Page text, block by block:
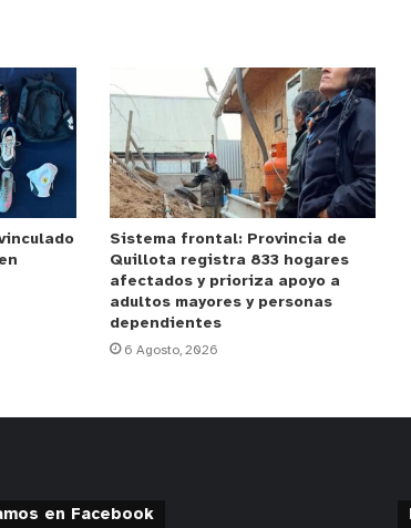
Sistema frontal: Provincia de
Quillota registra 833 hogares
afectados y prioriza apoyo a
adultos mayores y personas
dependientes
6 Agosto, 2026
en Facebook